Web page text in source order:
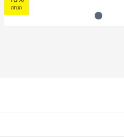
הנחה